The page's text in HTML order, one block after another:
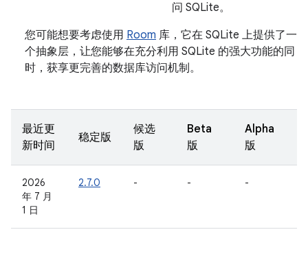
问 SQLite。
您可能想要考虑使用 Room 库，它在 SQLite 上提供了一
个抽象层，让您能够在充分利用 SQLite 的强大功能的同
时，获享更完善的数据库访问机制。
最近更
新时间
稳定版
候选
版
Beta
版
Alpha
版
2026
年 7 月
1 日
2.7.0 - - -